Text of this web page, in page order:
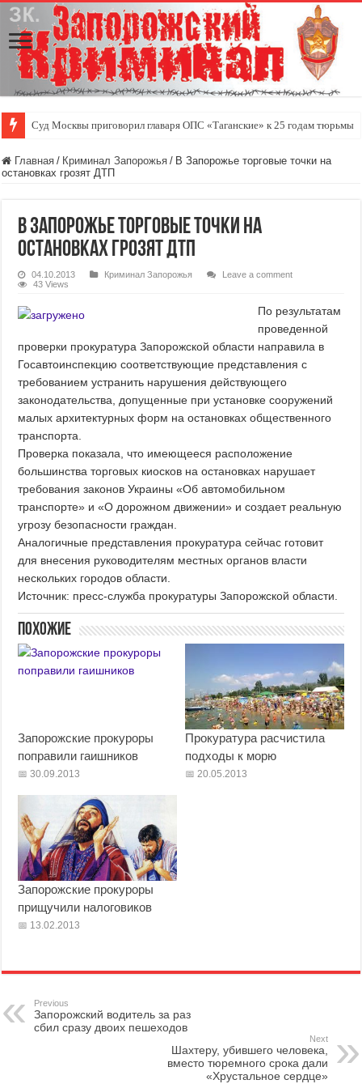
Суд Москвы приговорил главаря ОПС «Таганские» к 25 годам тюрьмы
Главная / Криминал Запорожья / В Запорожье торговые точки на
остановках грозят ДТП
В Запорожье торговые точки на
остановках грозят ДТП
04.10.2013 Криминал Запорожья
Leave a comment
43 Views
По результатам
проведенной
проверки прокуратура Запорожской области направила в
Госавтоинспекцию соответствующие представления с
требованием устранить нарушения действующего
законодательства, допущенные при установке сооружений
малых архитектурных форм на остановках общественного
транспорта.
Проверка показала, что имеющееся расположение
большинства торговых киосков на остановках нарушает
требования законов Украины «Об автомобильном
транспорте» и «О дорожном движении» и создает реальную
угрозу безопасности граждан.
Аналогичные представления прокуратура сейчас готовит
для внесения руководителям местных органов власти
нескольких городов области.
Источник: пресс-служба прокуратуры Запорожской области.
Похожие
Запорожские прокуроры
поправили гаишников
30.09.2013
Прокуратура расчистила
подходы к морю
20.05.2013
Запорожские прокуроры
прищучили налоговиков
13.02.2013
Previous
Запорожский водитель за раз
сбил сразу двоих пешеходов
Next
Шахтеру, убившего человека,
вместо тюремного срока дали
«Хрустальное сердце»